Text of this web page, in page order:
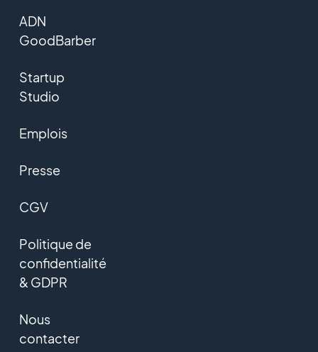
ADN
GoodBarber
Startup
Studio
Emplois
Presse
CGV
Politique de
confidentialité
& GDPR
Nous
contacter